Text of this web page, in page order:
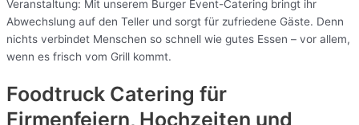
Veranstaltung: Mit unserem Burger Event-Catering bringt ihr
Abwechslung auf den Teller und sorgt für zufriedene Gäste. Denn
nichts verbindet Menschen so schnell wie gutes Essen – vor allem,
wenn es frisch vom Grill kommt.
Foodtruck Catering für
Firmenfeiern, Hochzeiten und